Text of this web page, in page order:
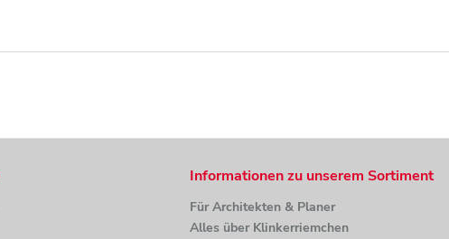
Informationen zu unserem Sortiment
Für Architekten & Planer
Alles über Klinkerriemchen